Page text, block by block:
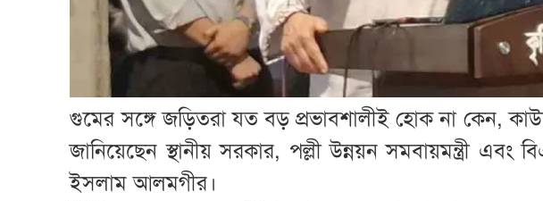
গুমের সঙ্গে জড়িতরা যত বড় প্রভাবশালীই হোক না কেন,
জানিয়েছেন স্থানীয় সরকার, পল্লী উন্নয়ন সমবায়মন্ত্রী এবং
ইসলাম আলমগীর।